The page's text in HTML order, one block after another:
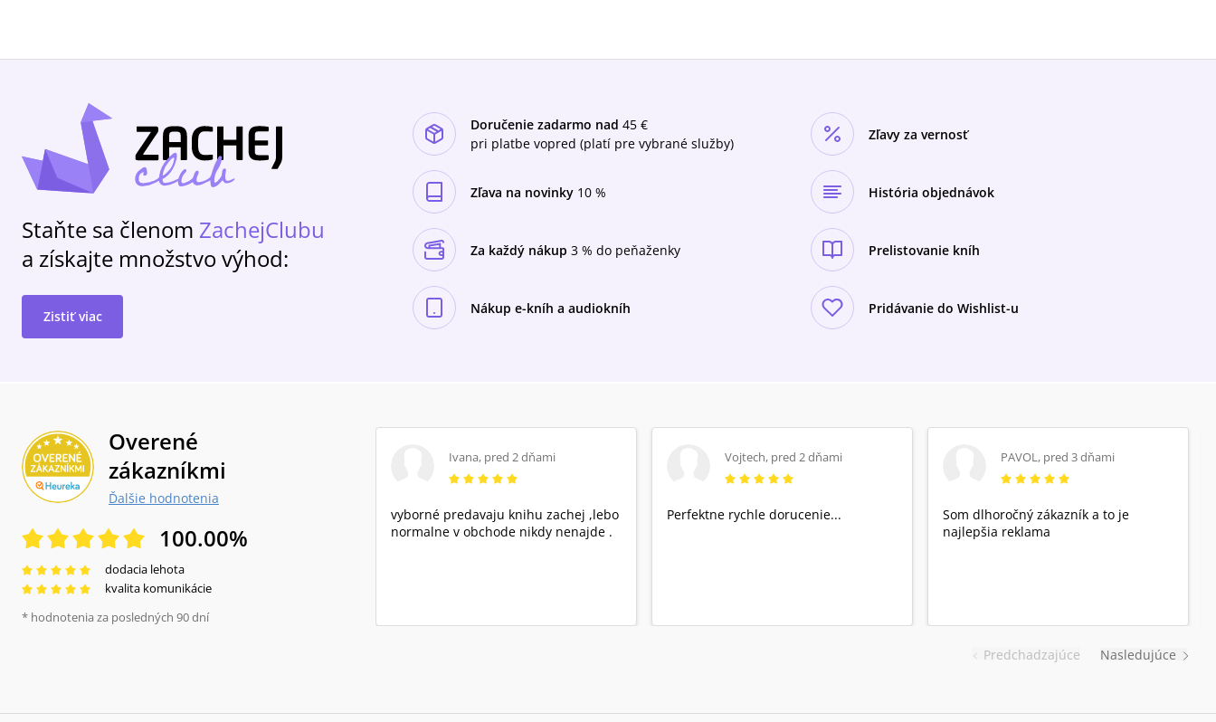
Staňte sa členom ZachejClubu
a získajte množstvo výhod:
Zistiť viac
Doručenie zadarmo nad 45 €
pri platbe vopred (platí pre vybrané služby)
Zľavy za vernosť
Zľava na novinky 10 % História objednávok
Za každý nákup 3 % do peňaženky Prelistovanie kníh
Nákup e-kníh a audiokníh Pridávanie do Wishlist-u
Overené
zákazníkmi
Ďalšie hodnotenia
100.00%
dodacia lehota
kvalita komunikácie
* hodnotenia za posledných 90 dní
Predchadzajúce
Ivana, pred 2 dňami
vyborné predavaju knihu zachej ,lebo
normalne v obchode nikdy nenajde .
Vojtech, pred 2 dňami
Perfektne rychle dorucenie...
PAVOL, pred 3 dňami
Som dlhoročný zákazník a to je
najlepšia reklama
Nasledujúce